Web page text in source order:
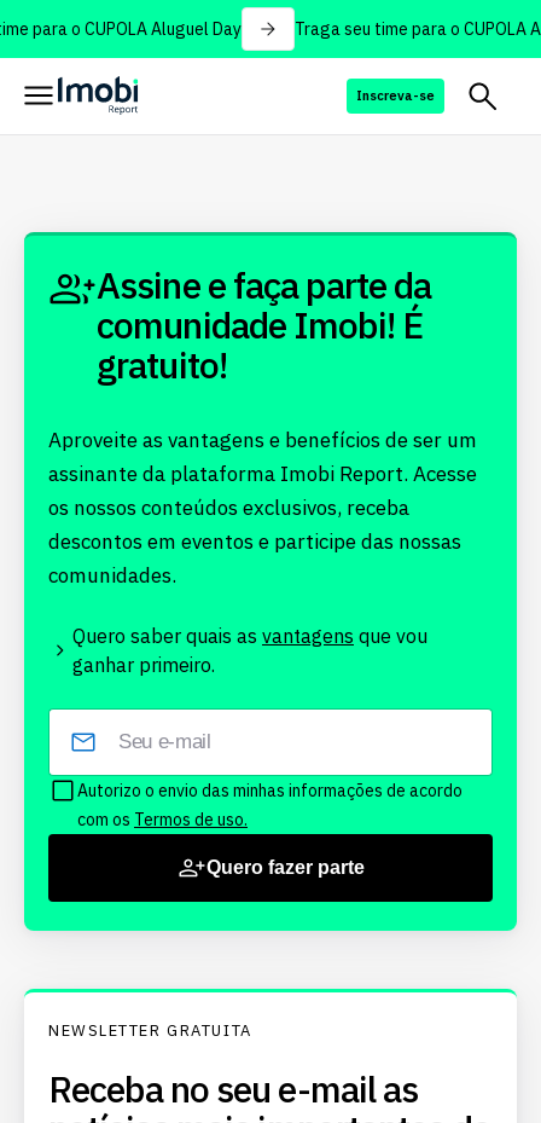
para o CUPOLA Aluguel Day Traga seu time para o CUPOLA
Inscreva-se
Assine e faça parte da
comunidade Imobi! É
gratuito!
Aproveite as vantagens e benefícios de ser um
assinante da plataforma Imobi Report. Acesse
os nossos conteúdos exclusivos, receba
descontos em eventos e participe das nossas
comunidades.
Quero saber quais as vantagens que vou
ganhar primeiro.
Autorizo o envio das minhas informações de acordo
com os Termos de uso.
Quero fazer parte
NEWSLETTER GRATUITA
Receba no seu e-mail as